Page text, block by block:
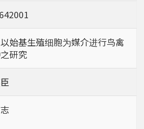
始基生殖细胞为媒介进行鸟禽
研究